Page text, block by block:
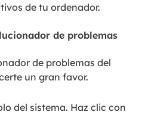
de tu ordenador.
de problemas
de problemas del
un gran favor.
del sistema. Haz clic con